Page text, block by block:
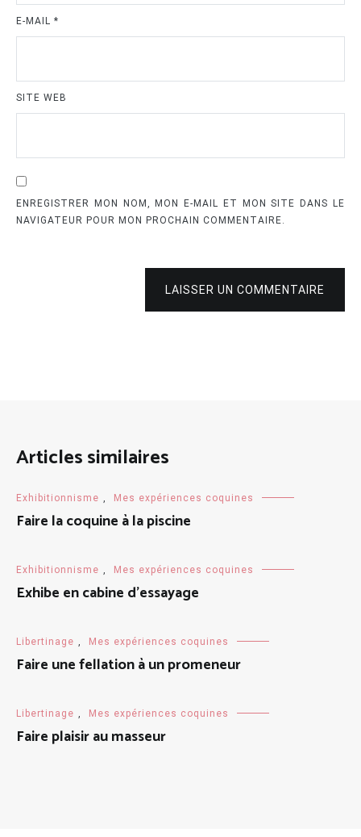
E-MAIL *
SITE WEB
ENREGISTRER MON NOM, MON E-MAIL ET MON SITE DANS LE
NAVIGATEUR POUR MON PROCHAIN COMMENTAIRE.
LAISSER UN COMMENTAIRE
Articles similaires
Exhibitionnisme , Mes expériences coquines
Faire la coquine à la piscine
Exhibitionnisme , Mes expériences coquines
Exhibe en cabine d’essayage
Libertinage , Mes expériences coquines
Faire une fellation à un promeneur
Libertinage , Mes expériences coquines
Faire plaisir au masseur